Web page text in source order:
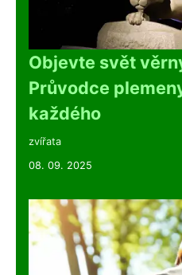
Objevte svět
Průvodce
každého
zvířata
08. 09. 2025